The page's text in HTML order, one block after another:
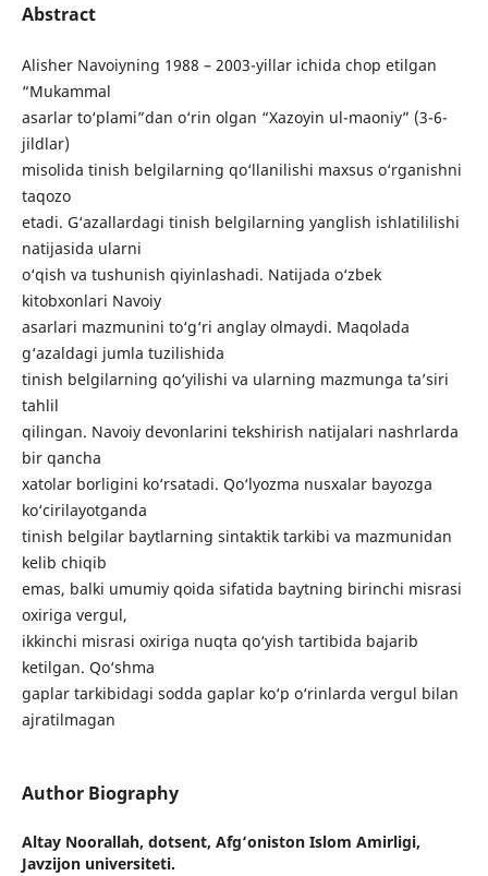
Abstract
Alisher Navoiyning 1988 – 2003-yillar ichida chop etilgan
“Mukammal
asarlar to‘plami”dan o‘rin olgan “Xazoyin ul-maoniy” (3-6-
jildlar)
misolida tinish belgilarning qo‘llanilishi maxsus o‘rganishni
taqozo
etadi. G‘azallardagi tinish belgilarning yanglish ishlatililishi
natijasida ularni
o‘qish va tushunish qiyinlashadi. Natijada o‘zbek
kitobxonlari Navoiy
asarlari mazmunini to‘g‘ri anglay olmaydi. Maqolada
g‘azaldagi jumla tuzilishida
tinish belgilarning qo‘yilishi va ularning mazmunga ta’siri
tahlil
qilingan. Navoiy devonlarini tekshirish natijalari nashrlarda
bir qancha
xatolar borligini ko‘rsatadi. Qo‘lyozma nusxalar bayozga
ko‘cirilayotganda
tinish belgilar baytlarning sintaktik tarkibi va mazmunidan
kelib chiqib
emas, balki umumiy qoida sifatida baytning birinchi misrasi
oxiriga vergul,
ikkinchi misrasi oxiriga nuqta qo‘yish tartibida bajarib
ketilgan. Qo‘shma
gaplar tarkibidagi sodda gaplar ko‘p o‘rinlarda vergul bilan
ajratilmagan
Author Biography
Altay Noorallah, dotsent, Afg‘oniston Islom Amirligi,
Javzijon universiteti.